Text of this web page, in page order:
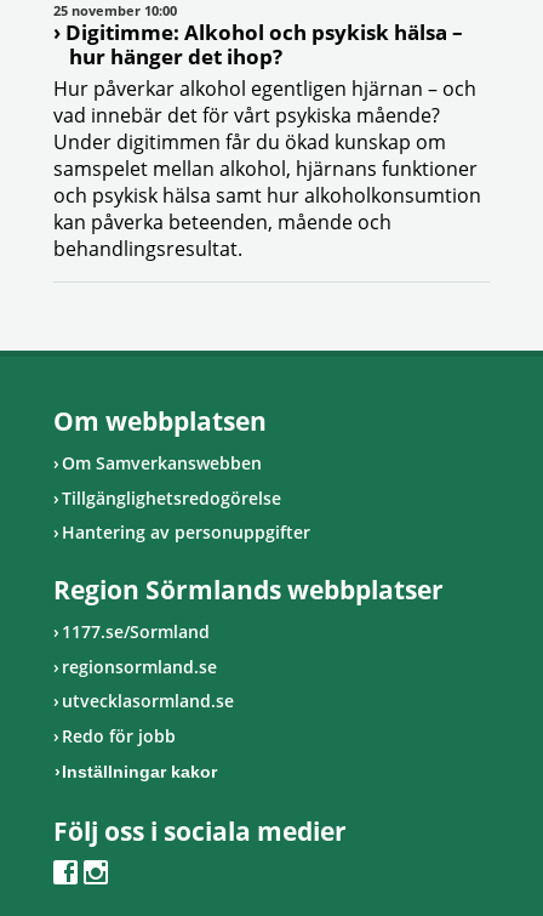
25 november 10:00
Digitimme: Alkohol och psykisk hälsa –
hur hänger det ihop?
Hur påverkar alkohol egentligen hjärnan – och
vad innebär det för vårt psykiska mående?
Under digitimmen får du ökad kunskap om
samspelet mellan alkohol, hjärnans funktioner
och psykisk hälsa samt hur alkoholkonsumtion
kan påverka beteenden, mående och
behandlingsresultat.
Om webbplatsen
Om Samverkanswebben
Tillgänglighetsredogörelse
Hantering av personuppgifter
Region Sörmlands webbplatser
1177.se/Sormland
regionsormland.se
utvecklasormland.se
Redo för jobb
Inställningar kakor
Följ oss i sociala medier